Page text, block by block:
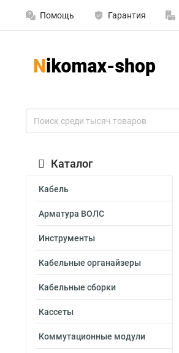
Помощь Гарантия
Каталог
Кабель
Арматура ВОЛС
Инструменты
Кабельные органайзеры
Кабельные сборки
Кассеты
Коммутационные модули